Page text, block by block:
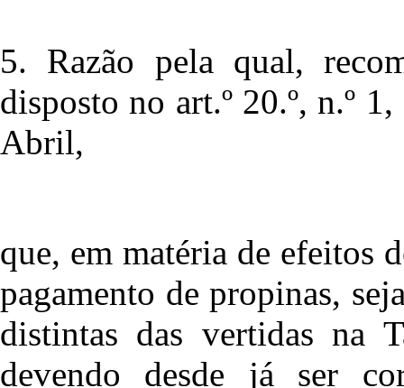
5. Razão pela qual,
disposto no art.º 20.º, n.º
Abril,
que, em matéria de efeitos
pagamento de propinas,
distintas das vertidas na
devendo desde já ser